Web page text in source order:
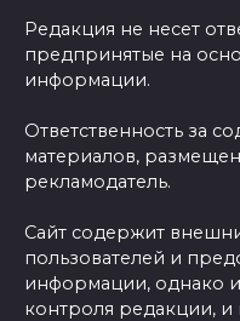
Редакция не несет
предпринятые на
информации.
Ответственность за
материалов,
рекламодатель.
Сайт содержит
пользователей и
информации, однако
контроля редакции, и